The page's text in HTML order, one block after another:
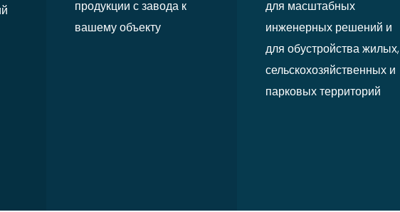
продукции с завода к
вашему объекту
для масштабных
инженерных решений и
для обустройства жилых,
сельскохозяйственных и
парковых территорий